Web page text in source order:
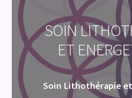
SOIN
ET
Soin Lithothérapie